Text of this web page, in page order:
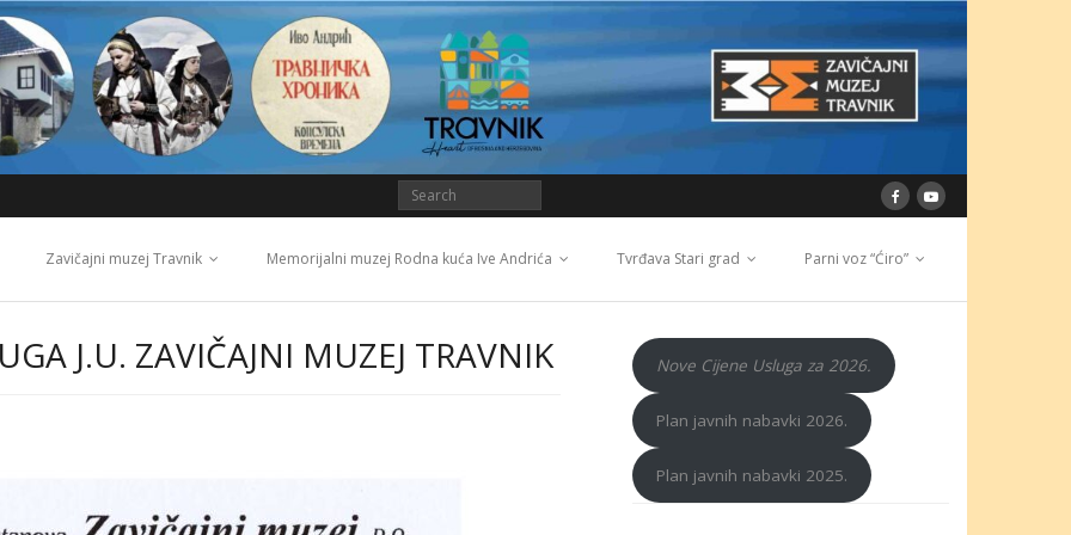
Zavičajni muzej Travnik Memorijalni muzej Rodna kuća Ive Andrića Tvrđava Stari grad Parni voz “Ćiro”
J.U. ZAVIČAJNI MUZEJ TRAVNIK Nove Cijene Usluga za 2026.
Plan javnih nabavki 2026.
Plan javnih nabavki 2025.